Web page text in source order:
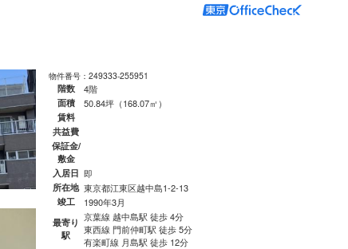
物件番号：249333-255951
階数
4階
面積 50.84坪（168.07㎡）
賃料
共益費
保証金/
敷金
入居日 即
所在地 東京都江東区越中島1-2-13
竣工 1990年3月
最寄り
駅
京葉線 越中島駅 徒歩 4分
東西線 門前仲町駅 徒歩 5分
有楽町線 月島駅 徒歩 12分